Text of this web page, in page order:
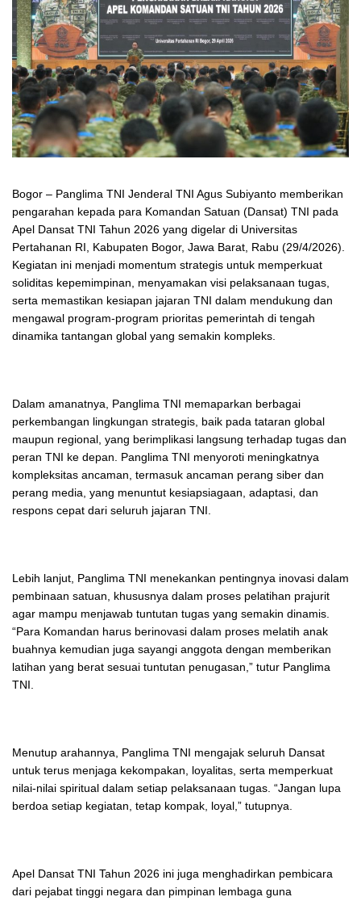
Bogor – Panglima TNI Jenderal TNI Agus Subiyanto memberikan
pengarahan kepada para Komandan Satuan (Dansat) TNI pada
Apel Dansat TNI Tahun 2026 yang digelar di Universitas
Pertahanan RI, Kabupaten Bogor, Jawa Barat, Rabu (29/4/2026).
Kegiatan ini menjadi momentum strategis untuk memperkuat
soliditas kepemimpinan, menyamakan visi pelaksanaan tugas,
serta memastikan kesiapan jajaran TNI dalam mendukung dan
mengawal program-program prioritas pemerintah di tengah
dinamika tantangan global yang semakin kompleks.
Dalam amanatnya, Panglima TNI memaparkan berbagai
perkembangan lingkungan strategis, baik pada tataran global
maupun regional, yang berimplikasi langsung terhadap tugas dan
peran TNI ke depan. Panglima TNI menyoroti meningkatnya
kompleksitas ancaman, termasuk ancaman perang siber dan
perang media, yang menuntut kesiapsiagaan, adaptasi, dan
respons cepat dari seluruh jajaran TNI.
Lebih lanjut, Panglima TNI menekankan pentingnya inovasi dalam
pembinaan satuan, khususnya dalam proses pelatihan prajurit
agar mampu menjawab tuntutan tugas yang semakin dinamis.
“Para Komandan harus berinovasi dalam proses melatih anak
buahnya kemudian juga sayangi anggota dengan memberikan
latihan yang berat sesuai tuntutan penugasan,” tutur Panglima
TNI.
Menutup arahannya, Panglima TNI mengajak seluruh Dansat
untuk terus menjaga kekompakan, loyalitas, serta memperkuat
nilai-nilai spiritual dalam setiap pelaksanaan tugas. “Jangan lupa
berdoa setiap kegiatan, tetap kompak, loyal,” tutupnya.
Apel Dansat TNI Tahun 2026 ini juga menghadirkan pembicara
dari pejabat tinggi negara dan pimpinan lembaga guna